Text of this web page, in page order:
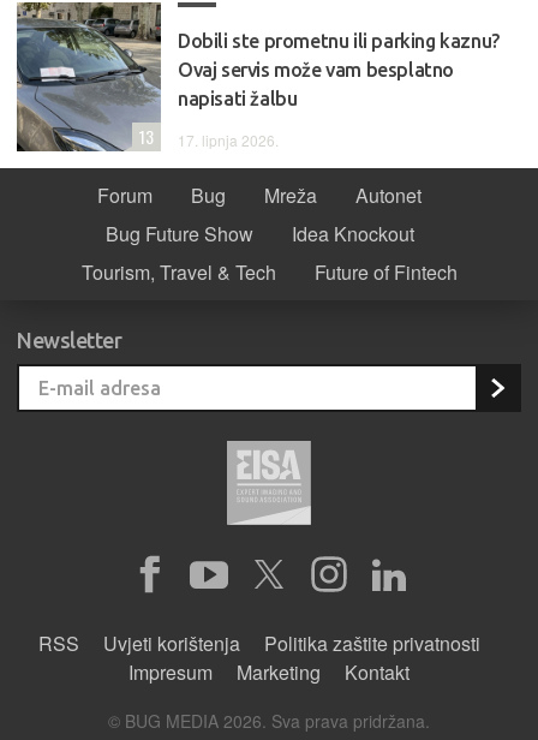
Dobili ste prometnu ili parking kaznu?
Ovaj servis može vam besplatno
napisati žalbu
17. lipnja 2026.
13
Forum Bug Mreža
Autonet
Bug Future Show
Idea Knockout
Tourism, Travel & Tech
Future of Fintech
Newsletter
RSS Uvjeti korištenja
Politika zaštite privatnosti
Impresum
Marketing Kontakt
© BUG MEDIA 2026. Sva prava pridržana.